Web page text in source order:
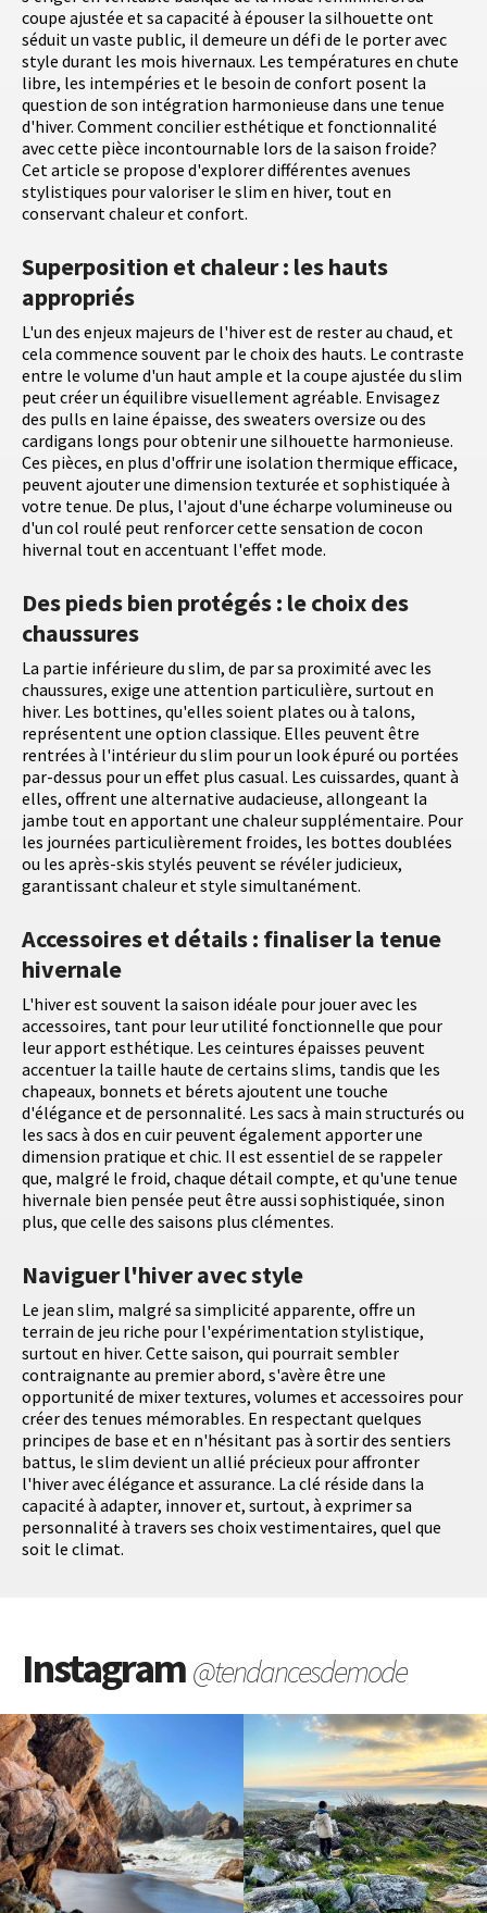
coupe ajustée et sa capacité à épouser la silhouette ont
séduit un vaste public, il demeure un défi de le porter avec
style durant les mois hivernaux. Les températures en chute
libre, les intempéries et le besoin de confort posent la
question de son intégration harmonieuse dans une tenue
d'hiver. Comment concilier esthétique et fonctionnalité
avec cette pièce incontournable lors de la saison froide?
Cet article se propose d'explorer différentes avenues
stylistiques pour valoriser le slim en hiver, tout en
conservant chaleur et confort.
Superposition et chaleur : les hauts
appropriés
L'un des enjeux majeurs de l'hiver est de rester au chaud, et
cela commence souvent par le choix des hauts. Le contraste
entre le volume d'un haut ample et la coupe ajustée du slim
peut créer un équilibre visuellement agréable. Envisagez
des pulls en laine épaisse, des sweaters oversize ou des
cardigans longs pour obtenir une silhouette harmonieuse.
Ces pièces, en plus d'offrir une isolation thermique efficace,
peuvent ajouter une dimension texturée et sophistiquée à
votre tenue. De plus, l'ajout d'une écharpe volumineuse ou
d'un col roulé peut renforcer cette sensation de cocon
hivernal tout en accentuant l'effet mode.
Des pieds bien protégés : le choix des
chaussures
La partie inférieure du slim, de par sa proximité avec les
chaussures, exige une attention particulière, surtout en
hiver. Les bottines, qu'elles soient plates ou à talons,
représentent une option classique. Elles peuvent être
rentrées à l'intérieur du slim pour un look épuré ou portées
par-dessus pour un effet plus casual. Les cuissardes, quant à
elles, offrent une alternative audacieuse, allongeant la
jambe tout en apportant une chaleur supplémentaire. Pour
les journées particulièrement froides, les bottes doublées
ou les après-skis stylés peuvent se révéler judicieux,
garantissant chaleur et style simultanément.
Accessoires et détails : finaliser la tenue
hivernale
L'hiver est souvent la saison idéale pour jouer avec les
accessoires, tant pour leur utilité fonctionnelle que pour
leur apport esthétique. Les ceintures épaisses peuvent
accentuer la taille haute de certains slims, tandis que les
chapeaux, bonnets et bérets ajoutent une touche
d'élégance et de personnalité. Les sacs à main structurés ou
les sacs à dos en cuir peuvent également apporter une
dimension pratique et chic. Il est essentiel de se rappeler
que, malgré le froid, chaque détail compte, et qu'une tenue
hivernale bien pensée peut être aussi sophistiquée, sinon
plus, que celle des saisons plus clémentes.
Naviguer l'hiver avec style
Le jean slim, malgré sa simplicité apparente, offre un
terrain de jeu riche pour l'expérimentation stylistique,
surtout en hiver. Cette saison, qui pourrait sembler
contraignante au premier abord, s'avère être une
opportunité de mixer textures, volumes et accessoires pour
créer des tenues mémorables. En respectant quelques
principes de base et en n'hésitant pas à sortir des sentiers
battus, le slim devient un allié précieux pour affronter
l'hiver avec élégance et assurance. La clé réside dans la
capacité à adapter, innover et, surtout, à exprimer sa
personnalité à travers ses choix vestimentaires, quel que
soit le climat.
Instagram@tendancesdemode